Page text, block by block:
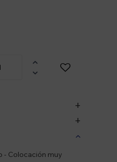


- Colocación muy